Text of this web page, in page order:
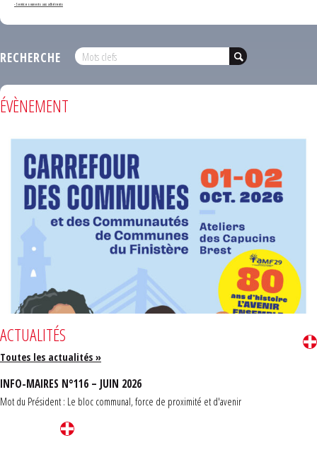
- Services ouverts aux adhérents
RECHERCHE
ÉVÈNEMENT
ACTUALITÉS
Toutes les actualités »
INFO-MAIRES N°116 – JUIN 2026
Mot du Président : Le bloc communal, force de proximité et d'avenir